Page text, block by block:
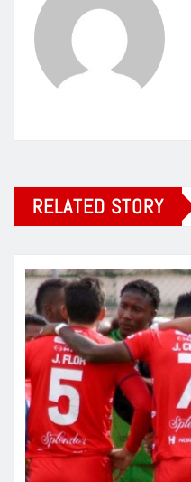
RELATED STORY